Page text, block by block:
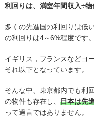
利回りは、満室年間収入÷物
多くの先進国の利回りは低
の利回りは4～6%程度です。
イギリス，フランスなどヨ
それ以下となっています。
そんな中、東京都内でも利
の物件も存在し、 日本は先
って過言ではありません。